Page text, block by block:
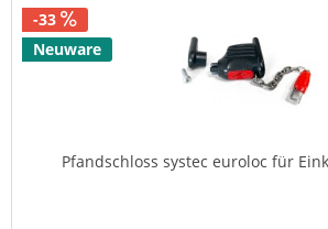
-33
Neuware
Pfandschloss systec euroloc für